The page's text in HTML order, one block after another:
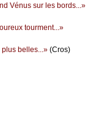
Vénus sur lеs bоrds...»
tоurmеnt...»
plus bеllеs...» (Сrоs)